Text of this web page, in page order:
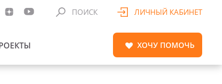
ПОИСК ЛИЧНЫЙ КАБИНЕТ
ХОЧУ ПОМОЧЬ